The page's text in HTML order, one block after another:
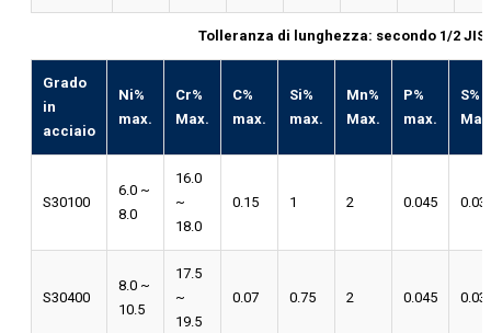
Tolleranza di lunghezza: secondo 1/2 JIS
Grado
in
acciaio
Ni%
max.
Cr%
Max.
C%
max.
Si%
max.
Mn%
Max.
P%
max.
S%
S30100
6.0 ~
8.0
16.0
~
18.0
0.15 1 2 0.045 0.03
S30400
8.0 ~
10.5
17.5
~
19.5
0.07 0.75 2 0.045 0.03